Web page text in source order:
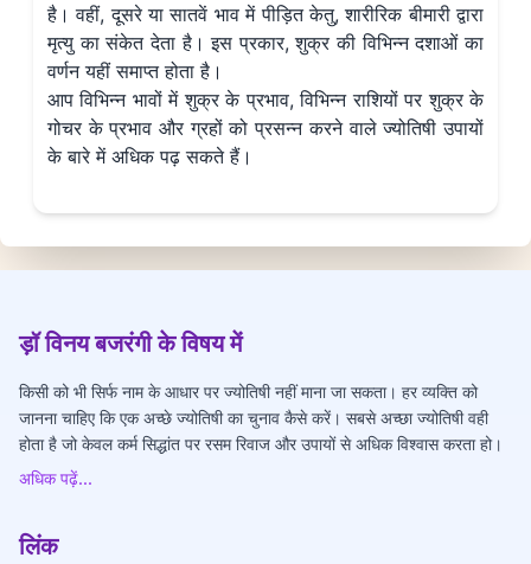
है। वहीं, दूसरे या सातवें भाव में पीड़ित केतु, शारीरिक बीमारी द्वारा
मृत्यु का संकेत देता है। इस प्रकार, शुक्र की विभिन्न दशाओं का
वर्णन यहीं समाप्त होता है।
आप विभिन्न भावों में शुक्र के प्रभाव, विभिन्न राशियों पर शुक्र के
गोचर के प्रभाव और ग्रहों को प्रसन्न करने वाले ज्योतिषी उपायों
के बारे में अधिक पढ़ सकते हैं।
ड़ॉ विनय बजरंगी के विषय में
किसी को भी सिर्फ नाम के आधार पर ज्योतिषी नहीं माना जा सकता। हर व्यक्ति को
जानना चाहिए कि एक अच्छे ज्योतिषी का चुनाव कैसे करें। सबसे अच्छा ज्योतिषी वही
होता है जो केवल कर्म सिद्धांत पर रसम रिवाज और उपायों से अधिक विश्वास करता हो।
अधिक पढ़ें...
लिंक